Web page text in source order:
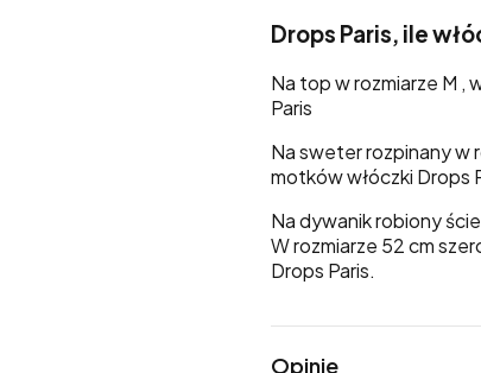
Drops Paris, ile
Na top w rozmiarze M ,
Paris
Na sweter rozpinany w
motków włóczki Drops
Na dywanik robiony
W rozmiarze 52 cm
Drops Paris.
Opinie